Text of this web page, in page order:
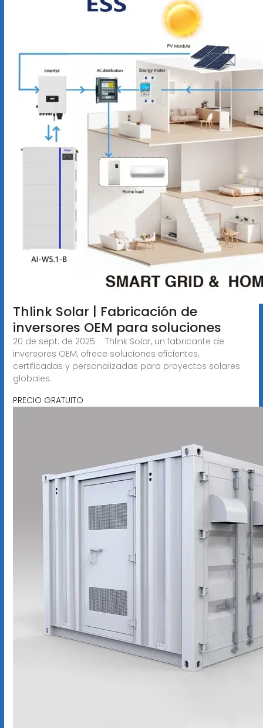
Thlink Solar | Fabricación de
inversores OEM para soluciones
20 de sept. de 2025 · Thlink Solar, un fabricante de
inversores OEM, ofrece soluciones eficientes,
certificadas y personalizadas para proyectos solares
globales.
PRECIO GRATUITO